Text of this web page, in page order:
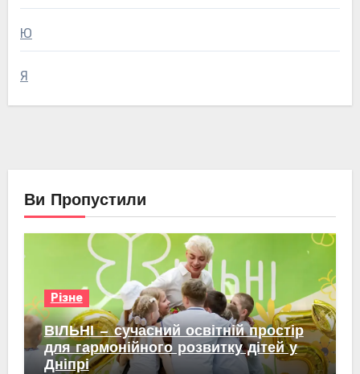
Ю
Я
Ви Пропустили
Різне
ВІЛЬНІ — сучасний освітній простір
для гармонійного розвитку дітей у
Дніпрі